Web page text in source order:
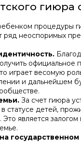
гиюра
процедуры
ряд неоспоримых
официальное
играет весомую
и дальнейшем
За счет гиюра
статусе детей,
является залогом
государственном